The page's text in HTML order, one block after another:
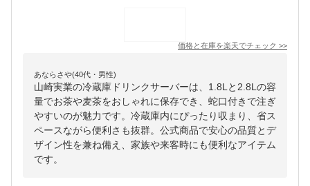
価格と在庫を楽天でチェック >>
あならさや(40代・男性)
山崎実業の冷蔵庫ドリンクサーバーは、1.8Lと2.8Lの容
量でお茶や麦茶をおしゃれに保存でき、蛇口付きで注ぎ
やすいのが魅力です。冷蔵庫内にぴったり収まり、省ス
ペースながら便利さも抜群。公式商品で安心の品質とデ
ザイン性を兼ね備え、家族や来客時にも便利なアイテム
です。